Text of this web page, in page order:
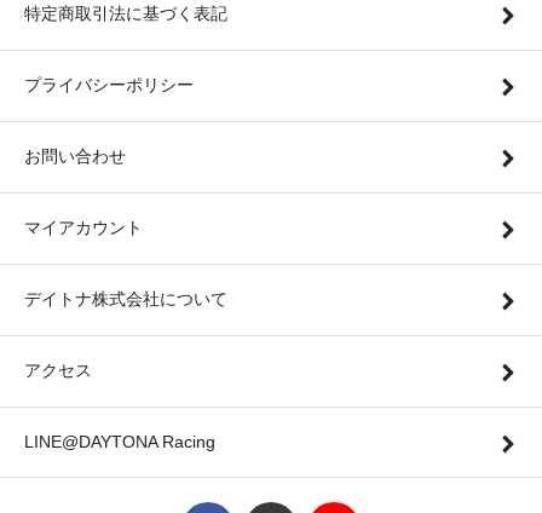
特定商取引法に基づく表記
プライバシーポリシー
お問い合わせ
マイアカウント
デイトナ株式会社について
アクセス
LINE@DAYTONA Racing